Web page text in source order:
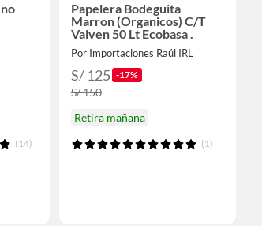
(14)
Papelera Bodeguita
Marron (Organicos) C/T
Vaiven 50 Lt Ecobasa .
Por Importaciones Raúl IRL
S/ 125 -17%
S/ 150
Retira mañana
(1)